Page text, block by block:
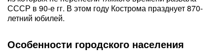
СССР в 90-е гг. В этом году Кострома празднует 870-
летний юбилей.
Особенности городского населения